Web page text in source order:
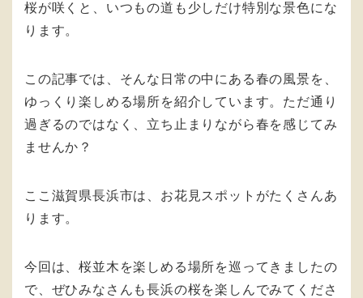
桜が咲くと、いつもの道も少しだけ特別な景色にな
ります。
この記事では、そんな日常の中にある春の風景を、
ゆっくり楽しめる場所を紹介しています。ただ通り
過ぎるのではなく、立ち止まりながら春を感じてみ
ませんか？
ここ滋賀県長浜市は、お花見スポットがたくさんあ
ります。
今回は、桜並木を楽しめる場所を巡ってきましたの
で、ぜひみなさんも長浜の桜を楽しんでみてくださ